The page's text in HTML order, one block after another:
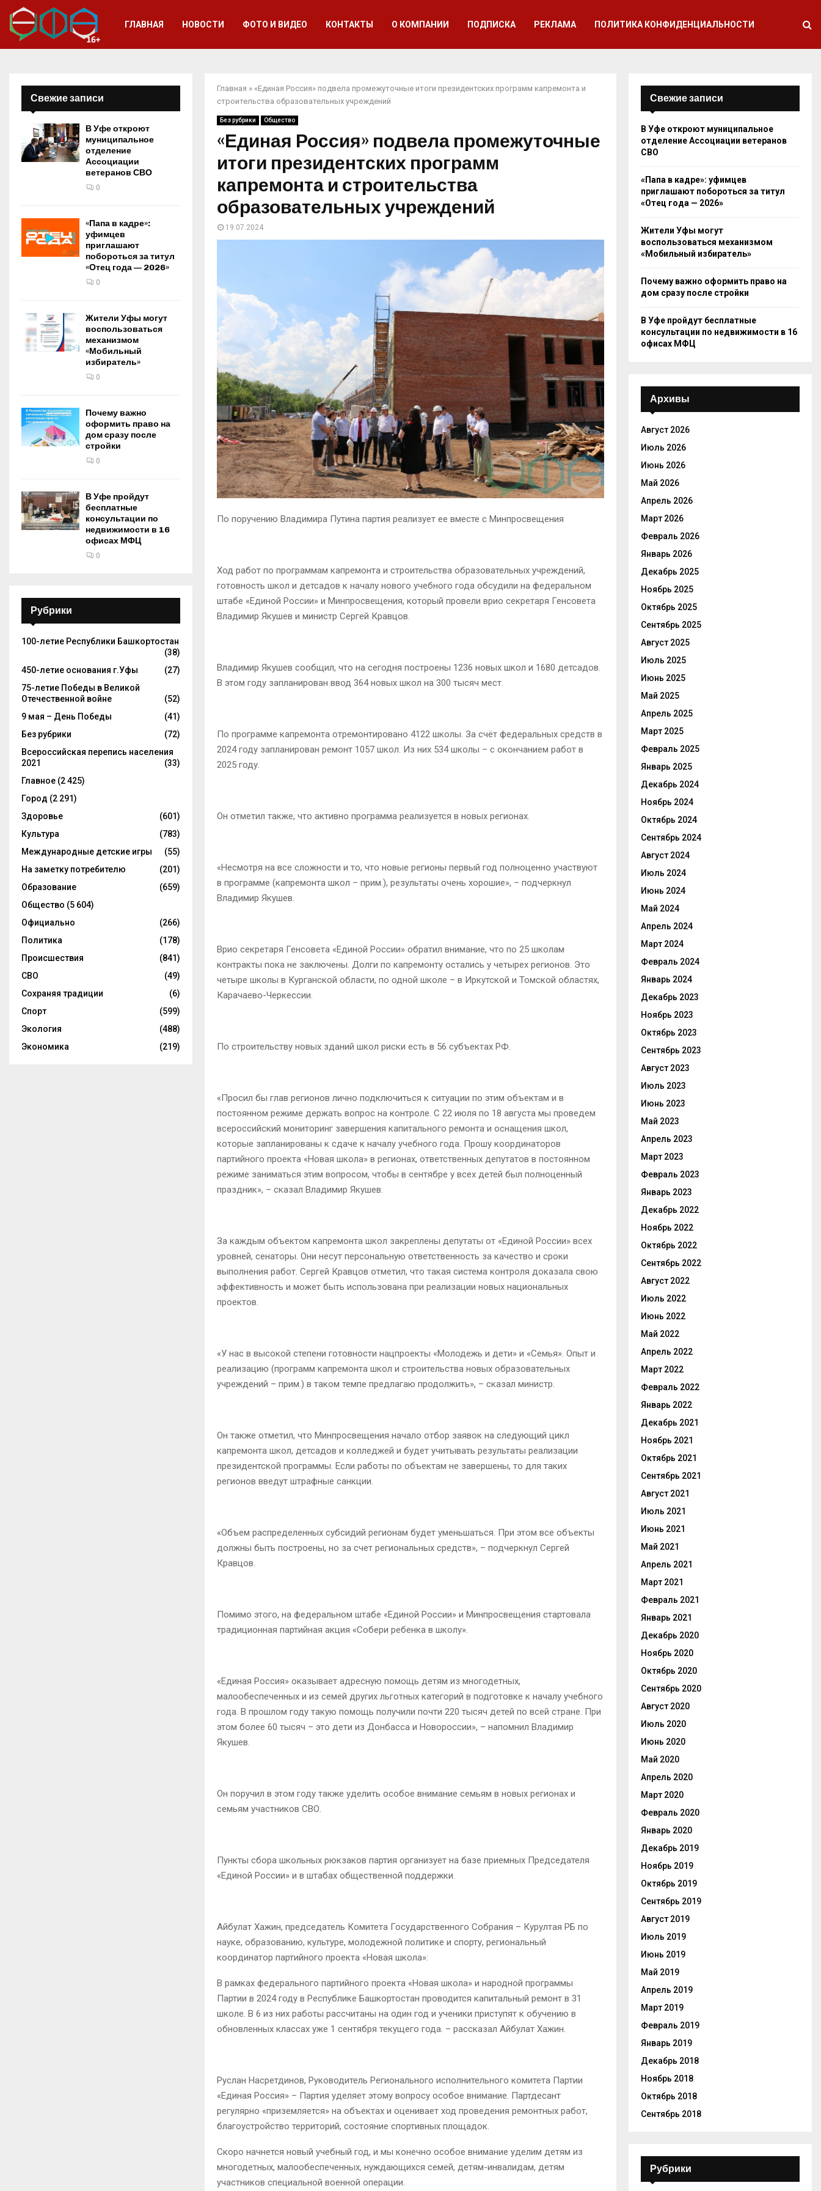
ГЛАВНАЯ НОВОСТИ ФОТО И ВИДЕО КОНТАКТЫ О КОМПАНИИ ПОДПИСКА РЕКЛАМА ПОЛИТИКА КОНФИДЕНЦИАЛЬНОСТИ
Главная » «Единая Россия» подвела промежуточные итоги президентских программ капремонта и
строительства образовательных учреждений
Без рубрики Общество
«Единая Россия» подвела промежуточные
итоги президентских программ
капремонта и строительства
образовательных учреждений
19.07.2024
По поручению Владимира Путина партия реализует ее вместе с Минпросвещения
Ход работ по программам капремонта и строительства образовательных учреждений,
готовность школ и детсадов к началу нового учебного года обсудили на федеральном
штабе «Единой России» и Минпросвещения, который провели врио секретаря Генсовета
Владимир Якушев и министр Сергей Кравцов.
Владимир Якушев сообщил, что на сегодня построены 1236 новых школ и 1680 детсадов.
В этом году запланирован ввод 364 новых школ на 300 тысяч мест.
По программе капремонта отремонтировано 4122 школы. За счёт федеральных средств в
2024 году запланирован ремонт 1057 школ. Из них 534 школы – с окончанием работ в
2025 году.
Он отметил также, что активно программа реализуется в новых регионах.
«Несмотря на все сложности и то, что новые регионы первый год полноценно участвуют
в программе (капремонта школ – прим.), результаты очень хорошие», – подчеркнул
Владимир Якушев.
Врио секретаря Генсовета «Единой России» обратил внимание, что по 25 школам
контракты пока не заключены. Долги по капремонту остались у четырех регионов. Это
четыре школы в Курганской области, по одной школе – в Иркутской и Томской областях,
Карачаево-Черкессии.
По строительству новых зданий школ риски есть в 56 субъектах РФ.
«Просил бы глав регионов лично подключиться к ситуации по этим объектам и в
постоянном режиме держать вопрос на контроле. С 22 июля по 18 августа мы проведем
всероссийский мониторинг завершения капитального ремонта и оснащения школ,
которые запланированы к сдаче к началу учебного года. Прошу координаторов
партийного проекта «Новая школа» в регионах, ответственных депутатов в постоянном
режиме заниматься этим вопросом, чтобы в сентябре у всех детей был полноценный
праздник», – сказал Владимир Якушев.
За каждым объектом капремонта школ закреплены депутаты от «Единой России» всех
уровней, сенаторы. Они несут персональную ответственность за качество и сроки
выполнения работ. Сергей Кравцов отметил, что такая система контроля доказала свою
эффективность и может быть использована при реализации новых национальных
проектов.
«У нас в высокой степени готовности нацпроекты «Молодежь и дети» и «Семья». Опыт и
реализацию (программ капремонта школ и строительства новых образовательных
учреждений – прим.) в таком темпе предлагаю продолжить», – сказал министр.
Он также отметил, что Минпросвещения начало отбор заявок на следующий цикл
капремонта школ, детсадов и колледжей и будет учитывать результаты реализации
президентской программы. Если работы по объектам не завершены, то для таких
регионов введут штрафные санкции.
«Объем распределенных субсидий регионам будет уменьшаться. При этом все объекты
должны быть построены, но за счет региональных средств», – подчеркнул Сергей
Кравцов.
Помимо этого, на федеральном штабе «Единой России» и Минпросвещения стартовала
традиционная партийная акция «Собери ребенка в школу».
«Единая Россия» оказывает адресную помощь детям из многодетных,
малообеспеченных и из семей других льготных категорий в подготовке к началу учебного
года. В прошлом году такую помощь получили почти 220 тысяч детей по всей стране. При
этом более 60 тысяч – это дети из Донбасса и Новороссии», – напомнил Владимир
Якушев.
Он поручил в этом году также уделить особое внимание семьям в новых регионах и
семьям участников СВО.
Пункты сбора школьных рюкзаков партия организует на базе приемных Председателя
«Единой России» и в штабах общественной поддержки.
Айбулат Хажин, председатель Комитета Государственного Собрания – Курултая РБ по
науке, образованию, культуре, молодежной политике и спорту, региональный
координатор партийного проекта «Новая школа»:
В рамках федерального партийного проекта «Новая школа» и народной программы
Партии в 2024 году в Республике Башкортостан проводится капитальный ремонт в 31
школе. В 6 из них работы рассчитаны на один год и ученики приступят к обучению в
обновленных классах уже 1 сентября текущего года. – рассказал Айбулат Хажин.
Руслан Насретдинов, Руководитель Регионального исполнительного комитета Партии
«Единая Россия» – Партия уделяет этому вопросу особое внимание. Партдесант
регулярно «приземляется» на объектах и оценивает ход проведения ремонтных работ,
благоустройство территорий, состояние спортивных площадок.
Скоро начнется новый учебный год, и мы конечно особое внимание уделим детям из
многодетных, малообеспеченных, нуждающихся семей, детям-инвалидам, детям
участников специальной военной операции.
Свежие записи
В Уфе откроют
муниципальное
отделение
Ассоциации
ветеранов СВО
0
«Папа в кадре»:
уфимцев
приглашают
побороться за титул
«Отец года — 2026»
0
Жители Уфы могут
воспользоваться
механизмом
«Мобильный
избиратель»
0
Почему важно
оформить право на
дом сразу после
стройки
0
В Уфе пройдут
бесплатные
консультации по
недвижимости в 16
офисах МФЦ
0
Рубрики
100-летие Республики Башкортостан
(38)
450-летие основания г.Уфы
(27)
75-летие Победы в Великой
Отечественной войне
(52)
9 мая – День Победы
(41)
Без рубрики
(72)
Всероссийская перепись населения
2021
(33)
Главное (2 425)
Город (2 291)
Здоровье
(601)
Культура
(783)
Международные детские игры
(55)
На заметку потребителю
(201)
Образование
(659)
Общество (5 604)
Официально
(266)
Политика
(178)
Происшествия
(841)
СВО
(49)
Сохраняя традиции
(6)
Спорт
(599)
Экология
(488)
Экономика
(219)
Свежие записи
В Уфе откроют муниципальное
отделение Ассоциации ветеранов
СВО
«Папа в кадре»: уфимцев
приглашают побороться за титул
«Отец года — 2026»
Жители Уфы могут
воспользоваться механизмом
«Мобильный избиратель»
Почему важно оформить право на
дом сразу после стройки
В Уфе пройдут бесплатные
консультации по недвижимости в 16
офисах МФЦ
Архивы
Август 2026
Июль 2026
Июнь 2026
Май 2026
Апрель 2026
Март 2026
Февраль 2026
Январь 2026
Декабрь 2025
Ноябрь 2025
Октябрь 2025
Сентябрь 2025
Август 2025
Июль 2025
Июнь 2025
Май 2025
Апрель 2025
Март 2025
Февраль 2025
Январь 2025
Декабрь 2024
Ноябрь 2024
Октябрь 2024
Сентябрь 2024
Август 2024
Июль 2024
Июнь 2024
Май 2024
Апрель 2024
Март 2024
Февраль 2024
Январь 2024
Декабрь 2023
Ноябрь 2023
Октябрь 2023
Сентябрь 2023
Август 2023
Июль 2023
Июнь 2023
Май 2023
Апрель 2023
Март 2023
Февраль 2023
Январь 2023
Декабрь 2022
Ноябрь 2022
Октябрь 2022
Сентябрь 2022
Август 2022
Июль 2022
Июнь 2022
Май 2022
Апрель 2022
Март 2022
Февраль 2022
Январь 2022
Декабрь 2021
Ноябрь 2021
Октябрь 2021
Сентябрь 2021
Август 2021
Июль 2021
Июнь 2021
Май 2021
Апрель 2021
Март 2021
Февраль 2021
Январь 2021
Декабрь 2020
Ноябрь 2020
Октябрь 2020
Сентябрь 2020
Август 2020
Июль 2020
Июнь 2020
Май 2020
Апрель 2020
Март 2020
Февраль 2020
Январь 2020
Декабрь 2019
Ноябрь 2019
Октябрь 2019
Сентябрь 2019
Август 2019
Июль 2019
Июнь 2019
Май 2019
Апрель 2019
Март 2019
Февраль 2019
Январь 2019
Декабрь 2018
Ноябрь 2018
Октябрь 2018
Сентябрь 2018
Рубрики